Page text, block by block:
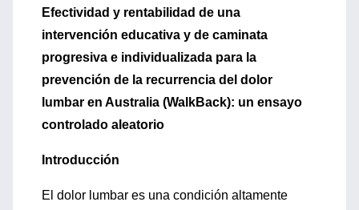
Efectividad y rentabilidad de una
intervención educativa y de caminata
progresiva e individualizada para la
prevención de la recurrencia del dolor
lumbar en Australia (WalkBack): un ensayo
controlado aleatorio
Introducción
El dolor lumbar es una condición altamente